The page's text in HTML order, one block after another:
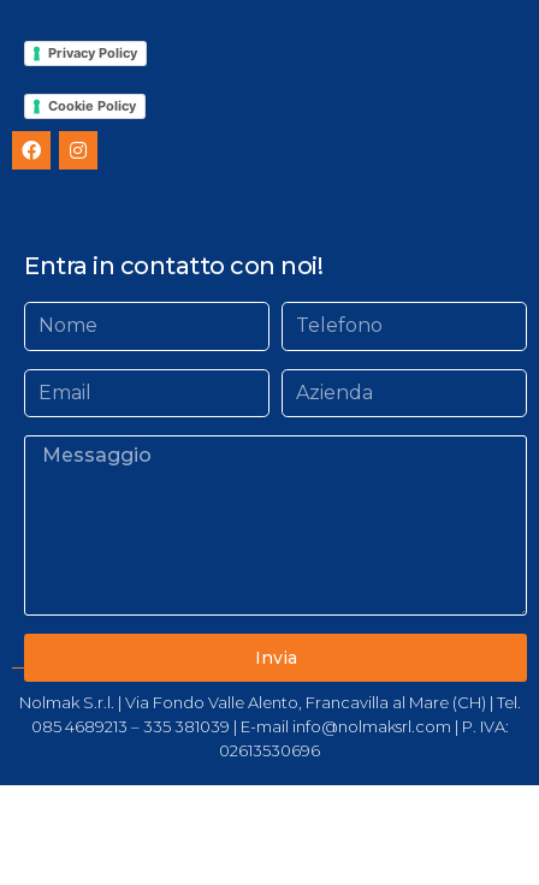
Privacy Policy
Cookie Policy
Entra in contatto con noi!
Invia
Nolmak S.r.l. | Via Fondo Valle Alento, Francavilla al Mare (CH) | Tel.
085 4689213 – 335 381039 | E-mail info@nolmaksrl.com | P. IVA:
02613530696